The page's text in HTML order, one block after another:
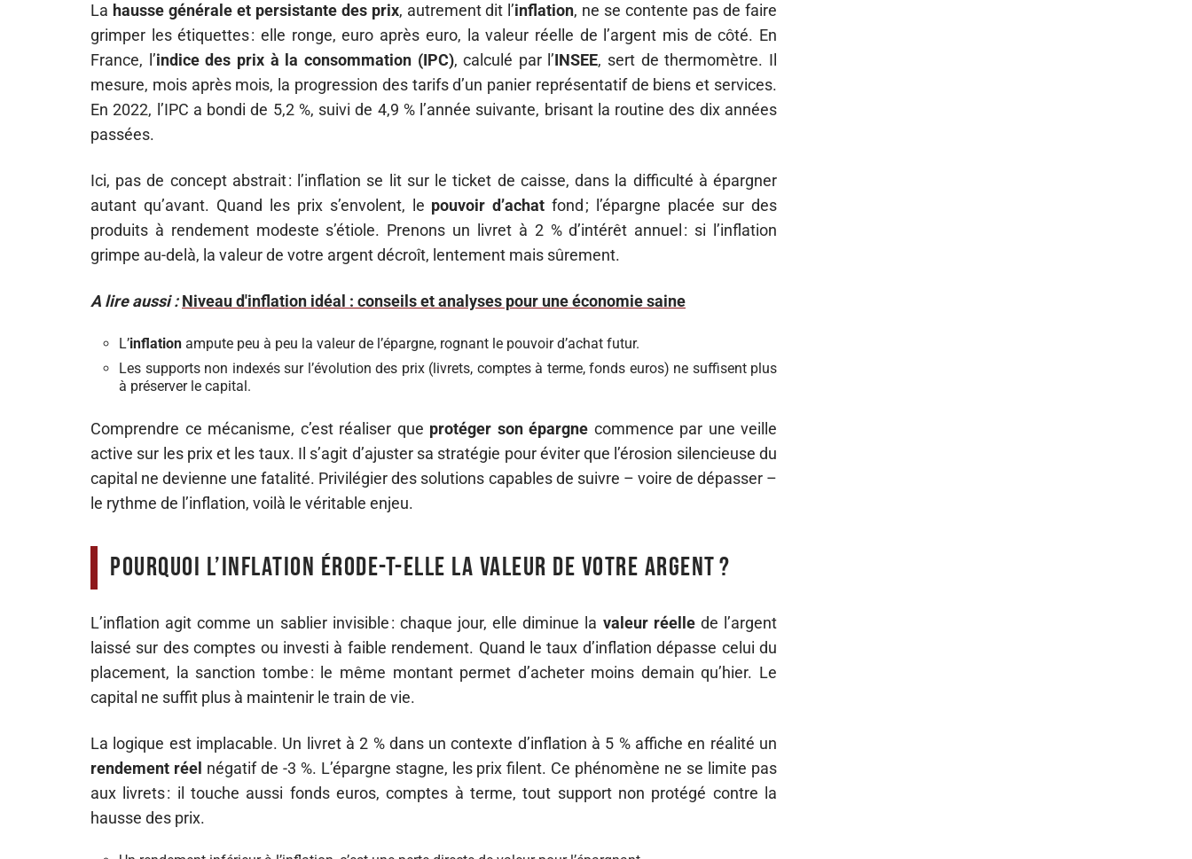
La hausse générale et persistante des prix, autrement dit l’inflation, ne se contente pas de faire
grimper les étiquettes : elle ronge, euro après euro, la valeur réelle de l’argent mis de côté. En
France, l’indice des prix à la consommation (IPC), calculé par l’INSEE, sert de thermomètre. Il
mesure, mois après mois, la progression des tarifs d’un panier représentatif de biens et services.
En 2022, l’IPC a bondi de 5,2 %, suivi de 4,9 % l’année suivante, brisant la routine des dix années
passées.
Ici, pas de concept abstrait : l’inflation se lit sur le ticket de caisse, dans la difficulté à épargner
autant qu’avant. Quand les prix s’envolent, le pouvoir d’achat fond ; l’épargne placée sur des
produits à rendement modeste s’étiole. Prenons un livret à 2 % d’intérêt annuel : si l’inflation
grimpe au-delà, la valeur de votre argent décroît, lentement mais sûrement.
A lire aussi : Niveau d'inflation idéal : conseils et analyses pour une économie saine
L’inflation ampute peu à peu la valeur de l’épargne, rognant le pouvoir d’achat futur.
Les supports non indexés sur l’évolution des prix (livrets, comptes à terme, fonds euros) ne suffisent plus
à préserver le capital.
Comprendre ce mécanisme, c’est réaliser que protéger son épargne commence par une veille
active sur les prix et les taux. Il s’agit d’ajuster sa stratégie pour éviter que l’érosion silencieuse du
capital ne devienne une fatalité. Privilégier des solutions capables de suivre – voire de dépasser –
le rythme de l’inflation, voilà le véritable enjeu.
Pourquoi l’inflation érode-t-elle la valeur de votre argent ?
L’inflation agit comme un sablier invisible : chaque jour, elle diminue la valeur réellede l’argent
laissé sur des comptes ou investi à faible rendement. Quand le taux d’inflation dépasse celui du
placement, la sanction tombe : le même montant permet d’acheter moins demain qu’hier. Le
capital ne suffit plus à maintenir le train de vie.
La logique est implacable. Un livret à 2 % dans un contexte d’inflation à 5 % affiche en réalité un
rendement réel négatif de -3 %. L’épargne stagne, les prix filent. Ce phénomène ne se limite pas
aux livrets : il touche aussi fonds euros, comptes à terme, tout support non protégé contre la
hausse des prix.